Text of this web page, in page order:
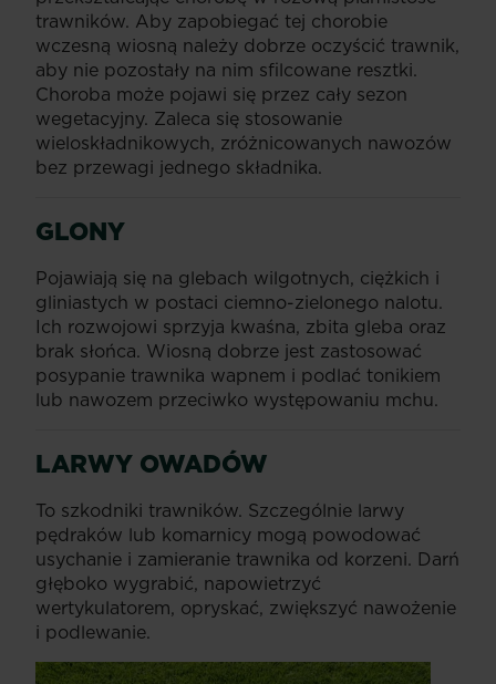
trawników. Aby zapobiegać tej chorobie
wczesną wiosną należy dobrze oczyścić trawnik,
aby nie pozostały na nim sfilcowane resztki.
Choroba może pojawi się przez cały sezon
wegetacyjny. Zaleca się stosowanie
wieloskładnikowych, zróżnicowanych nawozów
bez przewagi jednego składnika.
GLONY
Pojawiają się na glebach wilgotnych, ciężkich i
gliniastych w postaci ciemno-zielonego nalotu.
Ich rozwojowi sprzyja kwaśna, zbita gleba oraz
brak słońca. Wiosną dobrze jest zastosować
posypanie trawnika wapnem i podlać tonikiem
lub nawozem przeciwko występowaniu mchu.
LARWY OWADÓW
To szkodniki trawników. Szczególnie larwy
pędraków lub komarnicy mogą powodować
usychanie i zamieranie trawnika od korzeni. Darń
głęboko wygrabić, napowietrzyć
wertykulatorem, opryskać, zwiększyć nawożenie
i podlewanie.